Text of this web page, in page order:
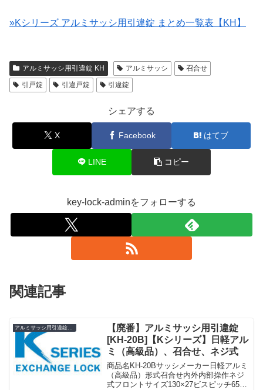
»Kシリーズ アルミサッシ用引違錠 まとめ一覧表【KH】
アルミサッシ用引違錠 KH アルミサッシ
召合せ
引戸錠
引違戸錠 引違錠
シェアする
X Facebook はてブ
LINE コピー
key-lock-adminをフォローする
関連記事
【廃番】アルミサッシ用引違錠
[KH-20B]【Kシリーズ】日軽アル
ミ（高級品）、召合せ、ネジ式
商品名KH-20Bサッシメーカー日軽アルミ
（高級品）形式召合せ内外内部操作ネジ
式フロントサイズ130×27ビスピッチ65ド